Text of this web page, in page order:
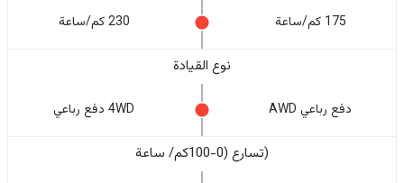
175 كم/ساعة 230 كم/ساعة
نوع القيادة
دفع رباعي AWD 4WD دفع رباعي
(تسارع (0-100كم/ ساعة